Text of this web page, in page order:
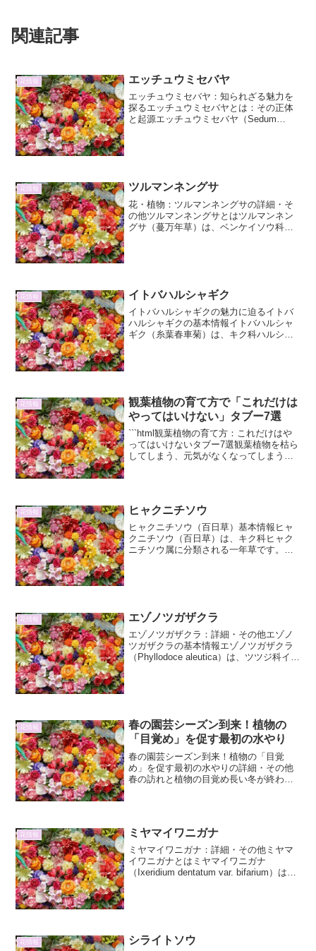
関連記事
花情報 エッチュウミセバヤ
エッチュウミセバヤ：知られざる魅力を
探るエッチュウミセバヤとは：その正体
と起源エッチュウミセバヤ（Sedum
花情報 ツルマンネングサ
花・植物：ツルマンネングサの詳細・そ
の他ツルマンネングサとはツルマンネン
グサ（蔓万年草）は、ベンケイソウ科セ
花情報 イトバハルシャギク
イトバハルシャギクの魅力に迫るイトバ
ハルシャギクの基本情報イトバハルシャ
ギク（糸葉春車菊）は、キク科ハルシャ
花情報
観葉植物の育て方で「これだけは
やってはいけない」タブー7選
```html観葉植物の育て方：これだけはや
ってはいけないタブー7選観葉植物を枯ら
してしまう、元気がなくなってしまう…
花情報 ヒャクニチソウ
ヒャクニチソウ（百日草）基本情報ヒャ
クニチソウ（百日草）は、キク科ヒャク
ニチソウ属に分類される一年草です。原
花情報 エゾノツガザクラ
エゾノツガザクラ：詳細・その他エゾノ
ツガザクラの基本情報エゾノツガザクラ
（Phyllodoce aleutica）は、ツツジ科イワ
花情報
春の園芸シーズン到来！植物の
「目覚め」を促す最初の水やり
春の園芸シーズン到来！植物の「目覚
め」を促す最初の水やりの詳細・その他
春の訪れと植物の目覚め長い冬が終わ
花情報 ミヤマイワニガナ
ミヤマイワニガナ：詳細・その他ミヤマ
イワニガナとはミヤマイワニガナ
（Ixeridium dentatum var. bifarium）は、
花情報 シライトソウ